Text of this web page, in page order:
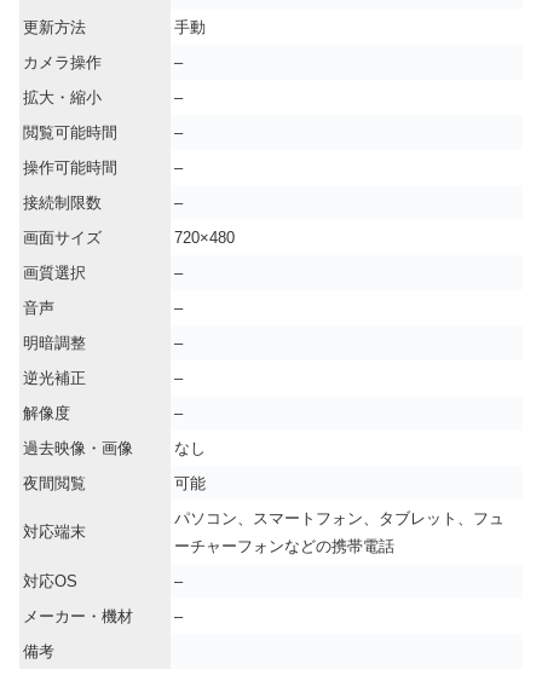
更新方法
手動
カメラ操作
–
拡大・縮小
–
閲覧可能時間
–
操作可能時間
–
接続制限数
–
画面サイズ
720×480
画質選択
–
音声
–
明暗調整
–
逆光補正
–
解像度
–
過去映像・画像
なし
夜間閲覧
可能
対応端末
パソコン、スマートフォン、タブレット、フュ
ーチャーフォンなどの携帯電話
対応OS
–
メーカー・機材
–
備考